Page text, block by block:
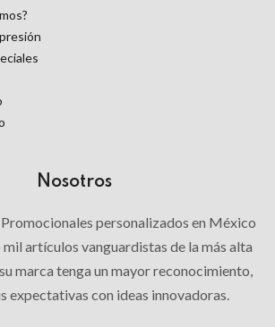
Nosotros
personalizados en México
mil artículos vanguardistas de la más alta
marca tenga un mayor reconocimiento,
expectativas con ideas innovadoras.